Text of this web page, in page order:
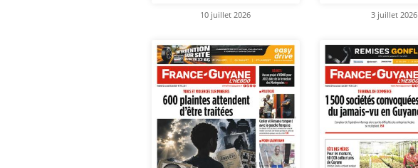
10 juillet 2026 3 juillet 2026